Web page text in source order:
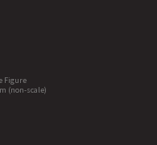
Figure
(non-scale)